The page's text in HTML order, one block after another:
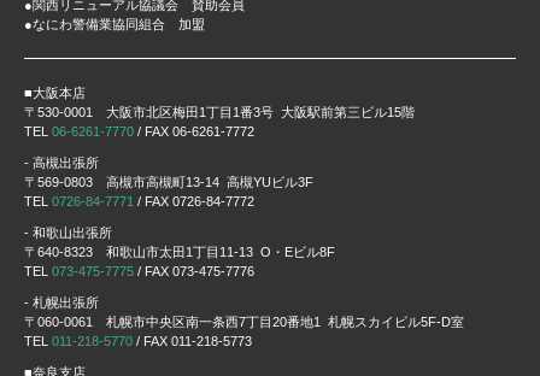
●関西リニューアル協議会 賛助会員
●なにわ警備業協同組合 加盟
■大阪本店
〒530-0001 大阪市北区梅田1丁目1番3号 大阪駅前第三ビル15階
TEL 06-6261-7770 / FAX 06-6261-7772
- 高槻出張所
〒569-0803 高槻市高槻町13-14 高槻YUビル3F
TEL 0726-84-7771 / FAX 0726-84-7772
- 和歌山出張所
〒640-8323 和歌山市太田1丁目11-13 O・Eビル8F
TEL 073-475-7775 / FAX 073-475-7776
- 札幌出張所
〒060-0061 札幌市中央区南一条西7丁目20番地1 札幌スカイビル5F-D室
TEL 011-218-5770 / FAX 011-218-5773
■奈良支店